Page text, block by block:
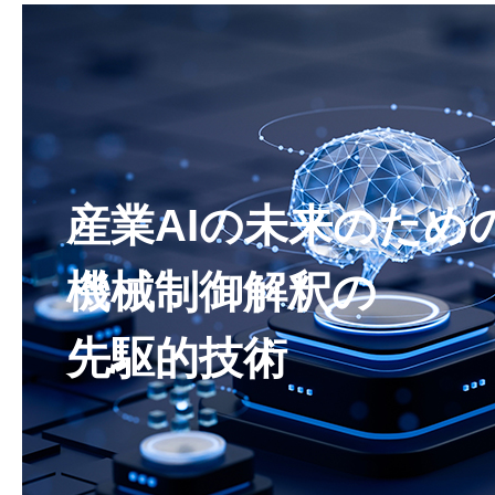
産業AIの未来のため
機械制御解釈の
先駆的技術